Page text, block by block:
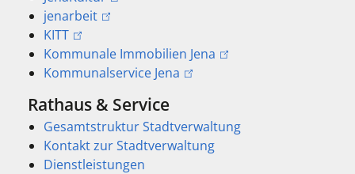
jenarbeit
KITT
Kommunale Immobilien Jena
Kommunalservice Jena
Rathaus & Service
Gesamtstruktur Stadtverwaltung
Kontakt zur Stadtverwaltung
Dienstleistungen